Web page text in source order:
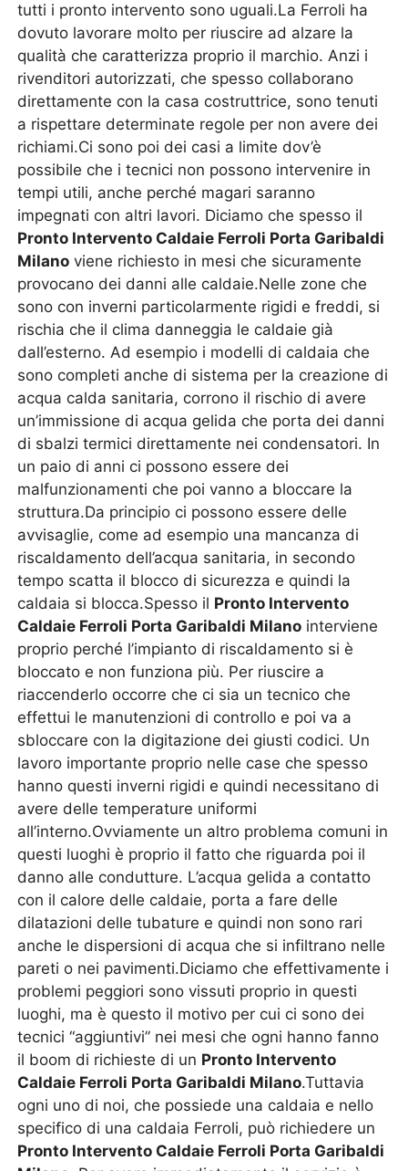
tutti i pronto intervento sono uguali.La Ferroli ha
dovuto lavorare molto per riuscire ad alzare la
qualità che caratterizza proprio il marchio. Anzi i
rivenditori autorizzati, che spesso collaborano
direttamente con la casa costruttrice, sono tenuti
a rispettare determinate regole per non avere dei
richiami.Ci sono poi dei casi a limite dov’è
possibile che i tecnici non possono intervenire in
tempi utili, anche perché magari saranno
impegnati con altri lavori. Diciamo che spesso il
Pronto Intervento Caldaie Ferroli Porta Garibaldi
Milano viene richiesto in mesi che sicuramente
provocano dei danni alle caldaie.Nelle zone che
sono con inverni particolarmente rigidi e freddi, si
rischia che il clima danneggia le caldaie già
dall’esterno. Ad esempio i modelli di caldaia che
sono completi anche di sistema per la creazione di
acqua calda sanitaria, corrono il rischio di avere
un’immissione di acqua gelida che porta dei danni
di sbalzi termici direttamente nei condensatori. In
un paio di anni ci possono essere dei
malfunzionamenti che poi vanno a bloccare la
struttura.Da principio ci possono essere delle
avvisaglie, come ad esempio una mancanza di
riscaldamento dell’acqua sanitaria, in secondo
tempo scatta il blocco di sicurezza e quindi la
caldaia si blocca.Spesso il Pronto Intervento
Caldaie Ferroli Porta Garibaldi Milano interviene
proprio perché l’impianto di riscaldamento si è
bloccato e non funziona più. Per riuscire a
riaccenderlo occorre che ci sia un tecnico che
effettui le manutenzioni di controllo e poi va a
sbloccare con la digitazione dei giusti codici. Un
lavoro importante proprio nelle case che spesso
hanno questi inverni rigidi e quindi necessitano di
avere delle temperature uniformi
all’interno.Ovviamente un altro problema comuni in
questi luoghi è proprio il fatto che riguarda poi il
danno alle condutture. L’acqua gelida a contatto
con il calore delle caldaie, porta a fare delle
dilatazioni delle tubature e quindi non sono rari
anche le dispersioni di acqua che si infiltrano nelle
pareti o nei pavimenti.Diciamo che effettivamente i
problemi peggiori sono vissuti proprio in questi
luoghi, ma è questo il motivo per cui ci sono dei
tecnici “aggiuntivi” nei mesi che ogni hanno fanno
il boom di richieste di un Pronto Intervento
Caldaie Ferroli Porta Garibaldi Milano.Tuttavia
ogni uno di noi, che possiede una caldaia e nello
specifico di una caldaia Ferroli, può richiedere un
Pronto Intervento Caldaie Ferroli Porta Garibaldi